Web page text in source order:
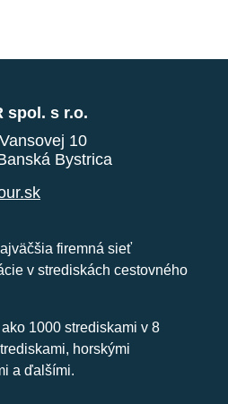
spol. s r.o.
10
Bystrica
firemná sieť
v strediskách cestovného
1000 strediskami v 8
horskými
a ďalšími.